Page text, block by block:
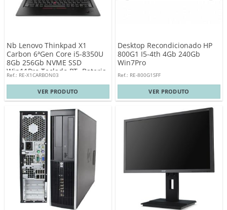
Nb Lenovo Thinkpad X1
Carbon 6ªGen Core i5-8350U
8Gb 256Gb NVME SSD
Win11Pro Teclado PT- Bateria
Nova
Ref.: RE-X1CARBON03
VER PRODUTO
Desktop Recondicionado HP
800G1 I5-4th 4Gb 240Gb
Win7Pro
Ref.: RE-800G1SFF
VER PRODUTO